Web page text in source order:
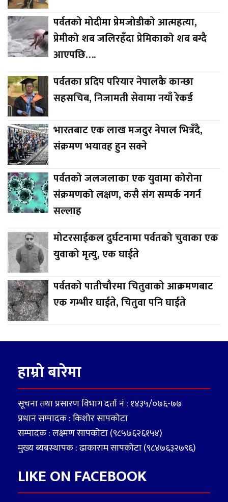
पर्वतको मोदीमा प्रेमजोडीको आत्महत्या,
प्रेमीको शब जलिरहँदा प्रेमिकाको शब बग्दै
आएपछि….
पर्वतका प्रदिप परियार नेपालकै कान्छा
सहसचिब, निजामती सेवामा नयाँ रेकर्ड
भारतबाट एक लाख मजदुर नेपाल भित्रँदै,
संक्रमण भयावह हुन सक्ने
पर्वतको जलजलाका एक युवामा कोरोना
संक्रमणको लक्षण, कसै संग सम्पर्क नगर्न
सल्लाह
मोटरसाईकल दुर्घटनामा पर्वतको चुवाका एक
युवाको मृत्यु, एक घाईते
पर्वतको पातीचौरमा चितुवाको आक्रमणबाट
एक गम्भीर घाईते, चितुवा पनि घाईते
हाम्रो बारेमा
सूचना तथा प्रसारण विभाग दर्ता नं : १४३५/०७६-७७
प्रधान सम्पादक : किशोर सापकोटा
सम्पादक : लक्ष्मण सापकोटा (९८५७६२६१५४)
मुख्य ब्यबस्थापक : ढाकाराम सापकोटा (९८४७६३२७९६)
LIKE ON FACEBOOK